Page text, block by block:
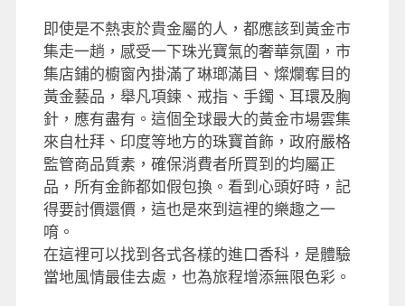
即使是不熱衷於貴金屬的人，都應該到黃金市
集走一趟，感受一下珠光寶氣的奢華氛圍，市
集店鋪的櫥窗內掛滿了琳瑯滿目、燦爛奪目的
黃金藝品，舉凡項鍊、戒指、手鐲、耳環及胸
針，應有盡有。這個全球最大的黃金市場雲集
來自杜拜、印度等地方的珠寶首飾，政府嚴格
監管商品質素，確保消費者所買到的均屬正
品，所有金飾都如假包換。看到心頭好時，記
得要討價還價，這也是來到這裡的樂趣之一
唷。
在這裡可以找到各式各樣的進口香科，是體驗
當地風情最佳去處，也為旅程增添無限色彩。